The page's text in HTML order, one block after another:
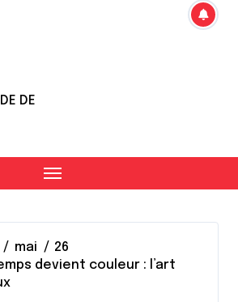
DE
mai
26
devient couleur : l’art